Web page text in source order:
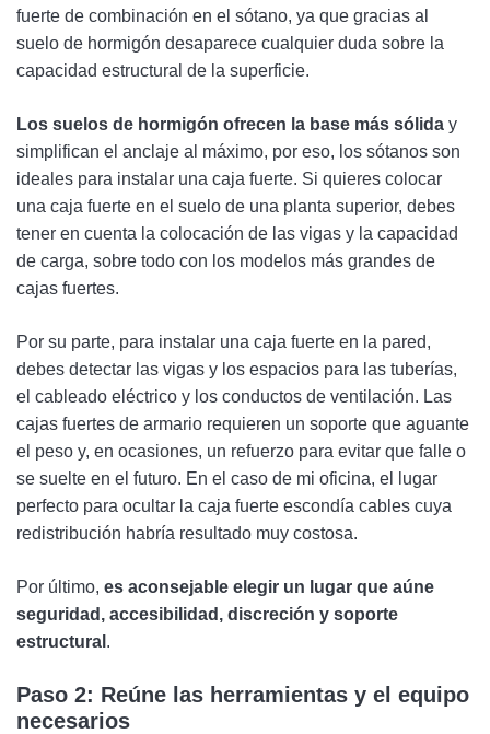
fuerte de combinación en el sótano, ya que gracias al
suelo de hormigón desaparece cualquier duda sobre la
capacidad estructural de la superficie.
Los suelos de hormigón ofrecen la base más sólida y
simplifican el anclaje al máximo, por eso, los sótanos son
ideales para instalar una caja fuerte. Si quieres colocar
una caja fuerte en el suelo de una planta superior, debes
tener en cuenta la colocación de las vigas y la capacidad
de carga, sobre todo con los modelos más grandes de
cajas fuertes.
Por su parte, para instalar una caja fuerte en la pared,
debes detectar las vigas y los espacios para las tuberías,
el cableado eléctrico y los conductos de ventilación. Las
cajas fuertes de armario requieren un soporte que aguante
el peso y, en ocasiones, un refuerzo para evitar que falle o
se suelte en el futuro. En el caso de mi oficina, el lugar
perfecto para ocultar la caja fuerte escondía cables cuya
redistribución habría resultado muy costosa.
Por último, es aconsejable elegir un lugar que aúne
seguridad, accesibilidad, discreción y soporte
estructural .
Paso 2: Reúne las herramientas y el equipo
necesarios